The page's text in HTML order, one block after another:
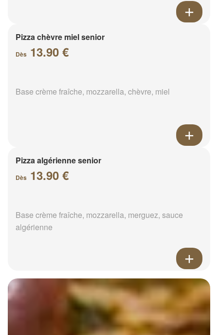
Pizza chèvre miel senior
Dès 13.90 €
Base crème fraîche, mozzarella, chèvre, miel
Pizza algérienne senior
Dès 13.90 €
Base crème fraîche, mozzarella, merguez, sauce
algérienne